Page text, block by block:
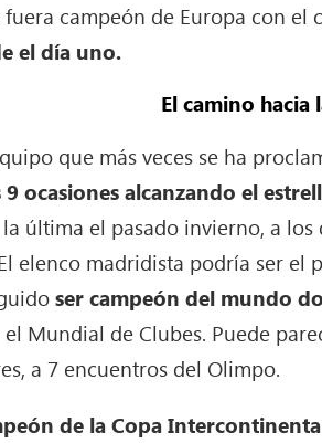
campeón de Europa con
el día uno.
El camino hacia
que más veces se ha
9 ocasiones alcanzando el
última el pasado invierno, a
elenco madridista podría ser el
ser campeón del mundo
Mundial de Clubes. Puede
a 7 encuentros del Olimpo.
de la Copa